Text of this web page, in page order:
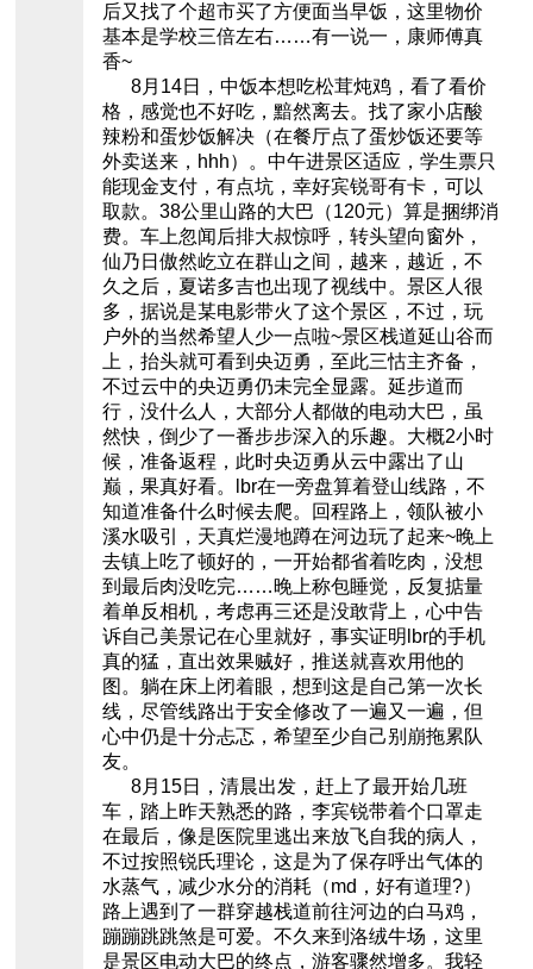
后又找了个超市买了方便面当早饭，这里物价
基本是学校三倍左右……有一说一，康师傅真
香~
8月14日，中饭本想吃松茸炖鸡，看了看价
格，感觉也不好吃，黯然离去。找了家小店酸
辣粉和蛋炒饭解决（在餐厅点了蛋炒饭还要等
外卖送来，hhh）。中午进景区适应，学生票只
能现金支付，有点坑，幸好宾锐哥有卡，可以
取款。38公里山路的大巴（120元）算是捆绑消
费。车上忽闻后排大叔惊呼，转头望向窗外，
仙乃日傲然屹立在群山之间，越来，越近，不
久之后，夏诺多吉也出现了视线中。景区人很
多，据说是某电影带火了这个景区，不过，玩
户外的当然希望人少一点啦~景区栈道延山谷而
上，抬头就可看到央迈勇，至此三怙主齐备，
不过云中的央迈勇仍未完全显露。延步道而
行，没什么人，大部分人都做的电动大巴，虽
然快，倒少了一番步步深入的乐趣。大概2小时
候，准备返程，此时央迈勇从云中露出了山
巅，果真好看。lbr在一旁盘算着登山线路，不
知道准备什么时候去爬。回程路上，领队被小
溪水吸引，天真烂漫地蹲在河边玩了起来~晚上
去镇上吃了顿好的，一开始都省着吃肉，没想
到最后肉没吃完……晚上称包睡觉，反复掂量
着单反相机，考虑再三还是没敢背上，心中告
诉自己美景记在心里就好，事实证明lbr的手机
真的猛，直出效果贼好，推送就喜欢用他的
图。躺在床上闭着眼，想到这是自己第一次长
线，尽管线路出于安全修改了一遍又一遍，但
心中仍是十分忐忑，希望至少自己别崩拖累队
友。
8月15日，清晨出发，赶上了最开始几班
车，踏上昨天熟悉的路，李宾锐带着个口罩走
在最后，像是医院里逃出来放飞自我的病人，
不过按照锐氏理论，这是为了保存呼出气体的
水蒸气，减少水分的消耗（md，好有道理?）
路上遇到了一群穿越栈道前往河边的白马鸡，
蹦蹦跳跳煞是可爱。不久来到洛绒牛场，这里
是景区电动大巴的终点，游客骤然增多。我轻